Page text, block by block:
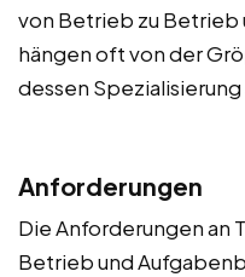
von Betrieb zu Betrieb
hängen oft von der
dessen Spezialisierung
Anforderungen
Die Anforderungen an
Betrieb und